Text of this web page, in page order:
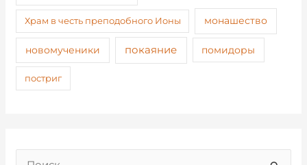
Храм в честь преподобного Ионы монашество
новомученики покаяние помидоры
постриг